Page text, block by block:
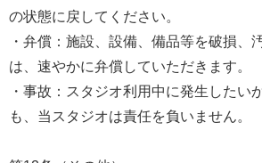
の状態に戻してください。
・弁償：施設、設備、備品等を破損、
は、速やかに弁償していただきます。
・事故：スタジオ利用中に発生したい
も、当スタジオは責任を負いません。